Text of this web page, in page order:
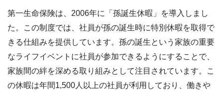
第一生命保険は、2006年に「孫誕生休暇」を導入しまし
た。この制度では、社員が孫の誕生時に特別休暇を取得で
きる仕組みを提供しています。孫の誕生という家族の重要
なライフイベントに社員が参加できるようにすることで、
家族間の絆を深める取り組みとして注目されています。こ
の休暇は年間1,500人以上の社員が利用しており、働きや